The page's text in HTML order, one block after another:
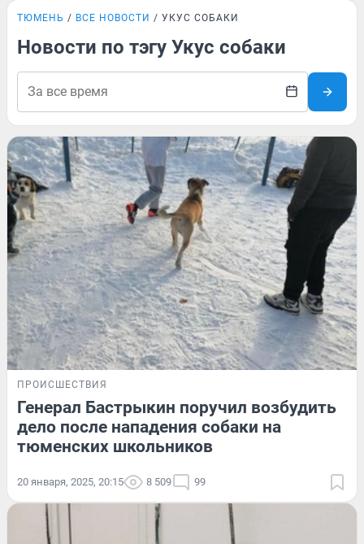
ТЮМЕНЬ ВСЕ НОВОСТИ УКУС СОБАКИ
Новости по тэгу Укус собаки
ПРОИСШЕСТВИЯ
Генерал Бастрыкин поручил возбудить
дело после нападения собаки на
тюменских школьников
20 января, 2025, 20:15 8 509 99